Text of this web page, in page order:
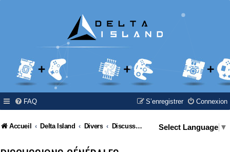
FAQ Connexion
S’enregistrer
Accueil Delta Island Divers Discussions générales Select Language ▼